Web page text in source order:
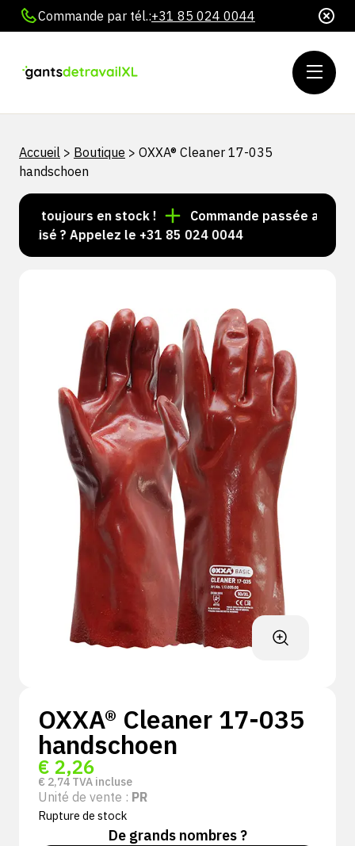
Commande par tél.:+31 85 024 0044
Accueil > Boutique > OXXA® Cleaner 17-035
handschoen
toujours en stock !
Commande passée avant 15
? Appelez le +31 85 024 0044
OXXA® Cleaner 17-035
handschoen
€ 2,26
€ 2,74 TVA incluse
Unité de vente : PR
Rupture de stock
De grands nombres ?